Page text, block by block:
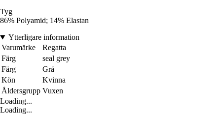
Tyg
86% Polyamid; 14% Elastan
Ytterligare information
Varumärke
Regatta
Färg
seal grey
Färg
Grå
Kön
Kvinna
Åldersgrupp Vuxen
Loading...
Loading...